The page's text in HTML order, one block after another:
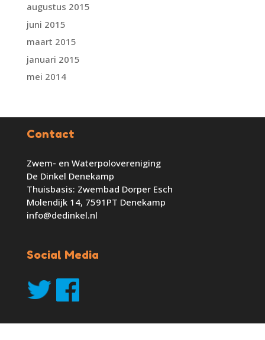
augustus 2015
juni 2015
maart 2015
januari 2015
mei 2014
Contact
Zwem- en Waterpolovereniging
De Dinkel Denekamp
Thuisbasis: Zwembad Dorper Esch
Molendijk 14, 7591PT Denekamp
info@dedinkel.nl
Social Media